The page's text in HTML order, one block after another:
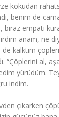
kokudan
benim de
biraz empati
anam, ne
de kalktım
“Çöplerini al,
yürüdüm.
indim.
çıkarken